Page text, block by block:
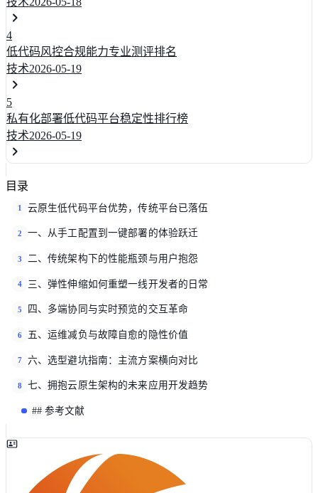
4
低代码风控合规能力专业测评排名
技术2026-05-19
5
私有化部署低代码平台稳定性排行榜
技术2026-05-19
目录
1 云原生低代码平台优势，传统平台已落伍
2 一、从手工配置到一键部署的体验跃迁
3 二、传统架构下的性能瓶颈与用户抱怨
4 三、弹性伸缩如何重塑一线开发者的日常
5 四、多端协同与实时预览的交互革命
6 五、运维减负与故障自愈的隐性价值
7 六、选型避坑指南：主流方案横向对比
8 七、拥抱云原生架构的未来应用开发趋势
## 参考文献